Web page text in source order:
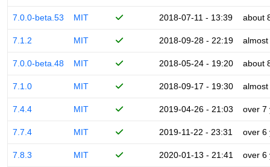
7.0.0-beta.53 MIT 2018-07-11 - 13:39 about
7.1.2 MIT 2018-09-28 - 22:19
7.0.0-beta.48 MIT 2018-05-24 - 19:20 about
7.1.0 MIT 2018-09-17 - 19:30
7.4.4 MIT 2019-04-26 - 21:03 over 7
7.7.4 MIT 2019-11-22 - 23:31 over 6
7.8.3 MIT 2020-01-13 - 21:41 over 6